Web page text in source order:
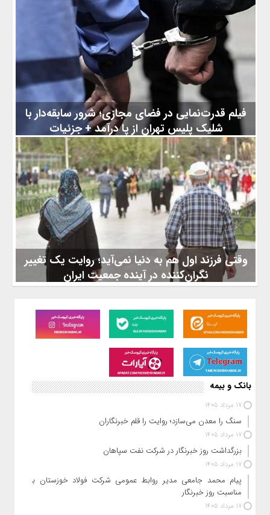
مطالعه‌ای تازه با بررسی تأثیر مصرف روزانه مولتی‌ویتامین بر روی
بیش از ۱۶ هزار سالمند، نتایج امیدوارکننده‌ای ارائه داده است؛ یافته‌ای
که فراتر از پیشگیری از بیماری‌های قلبی و سرطان، بر کیفیت زندگی
روزمره و حفظ استقلال عملکردی افراد مسن متمرکز است. کلید
استقلال در دوران سالمندی به گزارش کیوسک خبر، در حالی که
بسیاری از تحقیقات پیشین بر نقش مکمل‌ها در پیشگیری از
بیماری‌های جدی نظیر سرطان و بیماری‌های قلبی عروقی
فیلم قدرت‌نمایی در فضای مجازی؛ شرور سابقه‌دار با
شلیک پلیس تهران از پا درآمد + جزئیات
انتشار یک ویدیوی تکان‌دهنده از ضرب‌وشتم بانوان توسط یک شرور
سابقه‌دار در فضای مجازی، تیم اطلاعاتی پلیس تهران بزرگ را به تکاپو
انداخت. ساعت یک بامداد پنجشنبه، مأموران در خیابان خرمشهر به
سراغ متهم رفتند؛ اما او که با سلاح سرد به مقابله برخاسته بود، با
شلیک هدفمند پلیس از ناحیه هر دو پا و دست چپ هدف قرار گرفت
و عملیات دستگیری با موفقیت به پایان رسید. به گزارش کیوسک خبر،
ماجرا از آنجا آغاز شد که کلیپی از قدرت‌نمایی و
وقتی فرزند اول هم به دنیا نمی‌آید؛ روایت یک تغییر
نگران‌کننده در آینده جمعیت ایران
اگر تا چند سال پیش نگرانی‌ها بر کاهش تعداد فرزند سوم و چهارم
متمرکز بود، امروز آمارها از اتفاقی عمیق‌تر خبر می‌دهند؛ خانواده‌های
ایرانی نه‌تنها تمایل کمتری به داشتن فرزند دوم و سوم دارند، بلکه تولد
فرزند اول نیز با افت محسوسی روبه‌رو شده است. این یعنی مسئله
دیگر صرفاً کاهش فرزندآوری نیست، بلکه میل به آغاز زندگی خانوادگی
و ورود به تجربه والد شدن نیز در حال
بانک و بیمه
17 مرداد 1405
سنگ را معدن می‌سازد؛ روایت را قلم خبرنگاران
17 مرداد 1405
بزرگداشت روز خبرنگار در شرکت نفت سپاهان
17 مرداد 1405
پیام محمد جامعی مدیر روابط عمومی شرکت فولاد خوزستان به
مناسبت روز خبرنگار
17 مرداد 1405